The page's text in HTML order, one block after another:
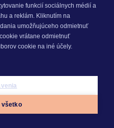
funkcií sociálnych médií a
a reklám. Kliknutím na
umožňujúceho odmietnuť
vrátane odmietnuť
cookie na iné účely.